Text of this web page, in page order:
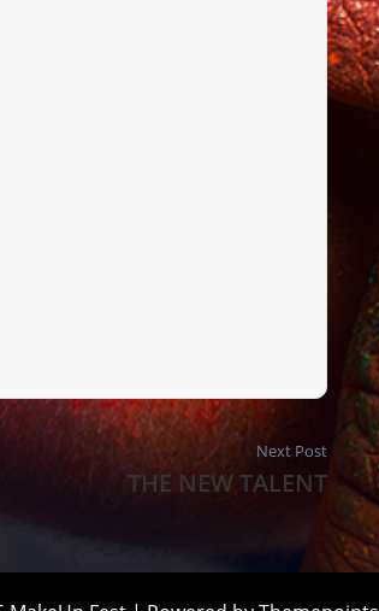
Next Post
THE NEW TALENT